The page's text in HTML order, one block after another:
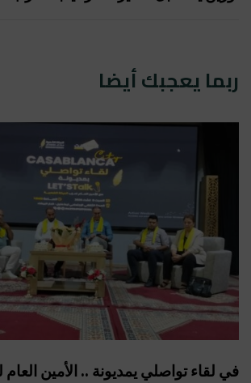
ربما يعجبك أيضا
في لقاء تواصلي يمديونة .. الأمين